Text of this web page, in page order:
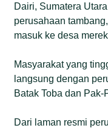
Dairi, Sumatera
perusahaan
masuk ke desa
Masyarakat yang
langsung dengan
Batak Toba dan Pak-
Dari laman resmi